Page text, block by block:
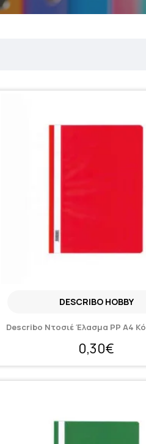
DESCRIBO HOBBY
Describo Ντοσιέ Έλασμα PP A4
0,30€